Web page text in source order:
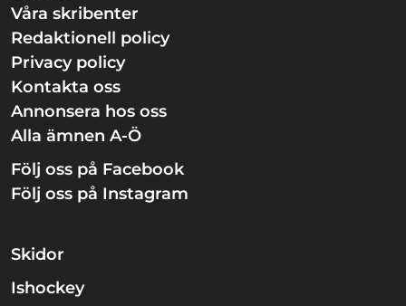
Våra skribenter
Redaktionell policy
Privacy policy
Kontakta oss
Annonsera hos oss
Alla ämnen A-Ö
Följ oss på Facebook
Följ oss på Instagram
Skidor
Ishockey